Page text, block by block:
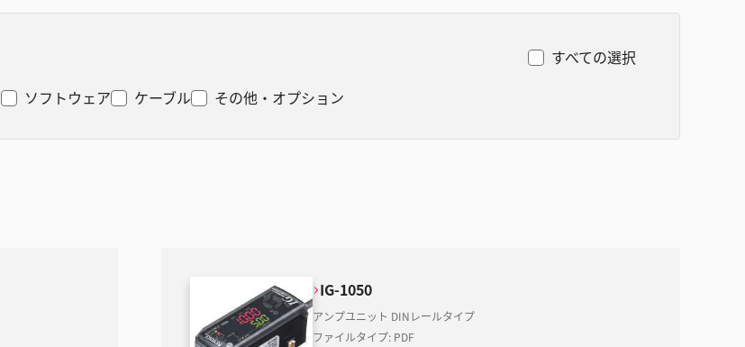
ソフトウェア ケーブル その他・オプション
すべての選択
IG-1050
アンプユニット DINレールタイプ
ファイルタイプ: PDF